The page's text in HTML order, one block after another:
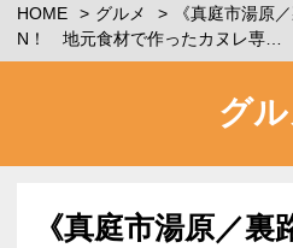
HOME グルメ
《真庭市湯原
N！ 地元食材で作ったカヌレ専…
グル
《真庭市湯原／裏